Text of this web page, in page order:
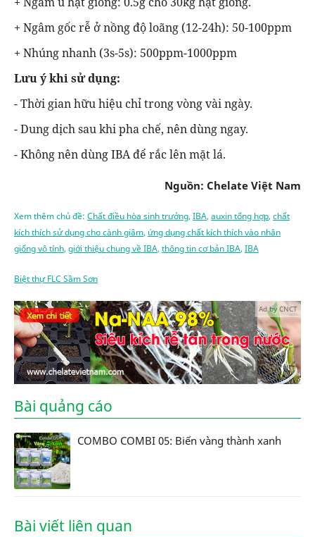
+ Ngâm gốc rễ ở nồng độ loãng (12-24h): 50-100ppm
+ Nhúng nhanh (3s-5s): 500ppm-1000ppm
Lưu ý khi sử dụng:
- Thời gian hữu hiệu chỉ trong vòng vài ngày.
- Dung dịch sau khi pha chế, nên dùng ngay.
- Không nên dùng IBA để rắc lên mặt lá.
Nguồn: Chelate Việt Nam
Xem thêm chủ đề: Chất điều hòa sinh trưởng, IBA, auxin tổng hợp, chất
kích thích sử dụng cho cành giâm, ứng dụng chất kích thích vào nhân
giống vô tính, giới thiệu chung về IBA, thông tin cơ bản IBA, IBA
Biệt thự FLC Sầm Sơn
Ad by CNCT
Bài quảng cáo
COMBO COMBI 05: Biến vàng thành xanh
Bài viết liên quan